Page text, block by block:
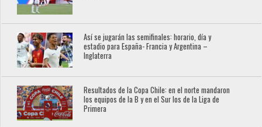
Así se jugarán las semifinales: horario, día y
estadio para España- Francia y Argentina –
Inglaterra
Resultados de la Copa Chile: en el norte mandaron
los equipos de la B y en el Sur los de la Liga de
Primera